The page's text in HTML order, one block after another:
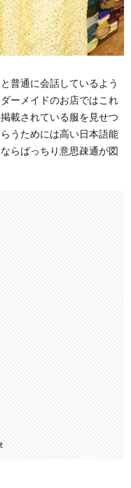
普通に会話しているよう
ーメイドのお店ではこれ
載されている服を見せつ
うためには高い日本語能
らばっちり意思疎通が図